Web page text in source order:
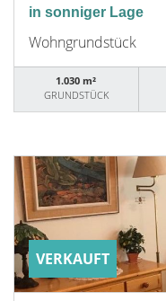
in sonniger Lage
Wohngrundstück
1.030 m²
GRUNDSTÜCK
VERKAUFT